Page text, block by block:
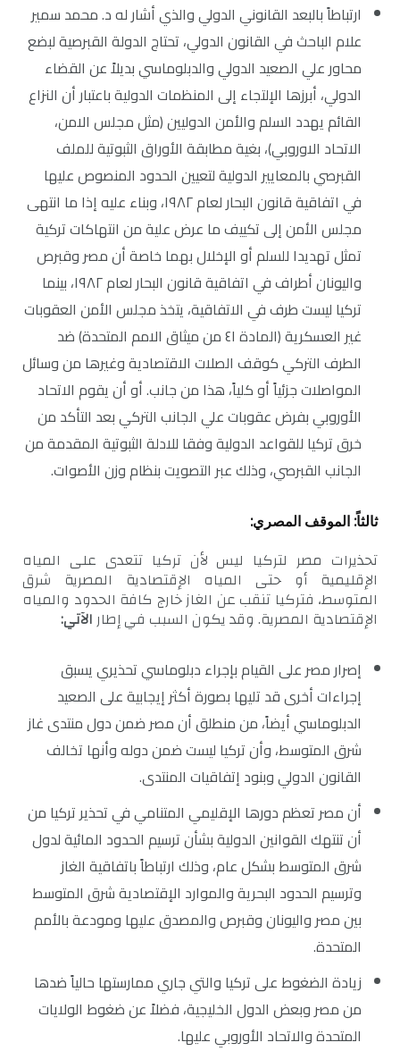
ارتباطاً بالبعد القانوني الدولي والذي أشار له د. محمد سمير
علام الباحث في القانون الدولي، تحتاج الدولة القبرصية لبضع
محاور علي الصعيد الدولي والدبلوماسي بديلاً عن القضاء
الدولي، أبرزها الإلتجاء إلى المنظمات الدولية باعتبار أن النزاع
القائم يهدد السلم والأمن الدوليين (مثل مجلس الامن،
الاتحاد الاوروبي)، بغية مطابقة الأوراق الثبوتية للملف
القبرصي بالمعايير الدولية لتعيين الحدود المنصوص عليها
في اتفاقية قانون البحار لعام ١٩٨٢، وبناء عليه إذا ما انتهى
مجلس الأمن إلى تكييف ما عرض علية من انتهاكات تركية
تمثل تهديدا للسلم أو الإخلال بهما خاصة أن مصر وقبرص
واليونان أطراف في اتفاقية قانون البحار لعام ١٩٨٢، بينما
تركيا ليست طرف في الاتفاقية، يتخذ مجلس الأمن العقوبات
غير العسكرية (المادة ٤١ من ميثاق الامم المتحدة) ضد
الطرف التركي كوقف الصلات الاقتصادية وغيرها من وسائل
المواصلات جزئياً أو كلياً، هذا من جانب. أو أن يقوم الاتحاد
الأوروبي بفرض عقوبات علي الجانب التركي بعد التأكد من
خرق تركيا للقواعد الدولية وفقا للادلة الثبوتية المقدمة من
الجانب القبرصي، وذلك عبر التصويت بنظام وزن الأصوات.
ثالثاً: الموقف المصري:
تحذيرات مصر لتركيا ليس لأن تركيا تتعدى على المياه
الإقليمية أو حتى المياه الإقتصادية المصرية شرق
المتوسط، فتركيا تنقب عن الغاز خارج كافة الحدود والمياه
الإقتصادية المصرية. وقد يكون السبب في إطارالآتي:
إصرار مصر على القيام بإجراء دبلوماسي تحذيري يسبق
إجراءات أخرى قد تليها بصورة أكثر إيجابية على الصعيد
الدبلوماسي أيضاً، من منطلق أن مصر ضمن دول منتدى غاز
شرق المتوسط، وأن تركيا ليست ضمن دوله وأنها تخالف
القانون الدولي وبنود إتفاقيات المنتدى.
أن مصر تعظم دورها الإقليمي المتنامي في تحذير تركيا من
أن تنتهك القوانين الدولية بشأن ترسيم الحدود المائية لدول
شرق المتوسط بشكل عام، وذلك ارتباطاً باتفاقية الغاز
وترسيم الحدود البحرية والموارد الإقتصادية شرق المتوسط
بين مصر واليونان وقبرص والمصدق عليها ومودعة بالأمم
المتحدة.
زيادة الضغوط على تركيا والتي جاري ممارستها حالياً ضدها
من مصر وبعض الدول الخليجية، فضلاً عن ضغوط الولايات
المتحدة والاتحاد الأوروبي عليها.